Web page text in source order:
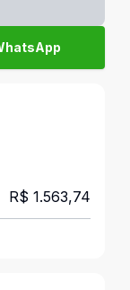
R$ 1.563,74